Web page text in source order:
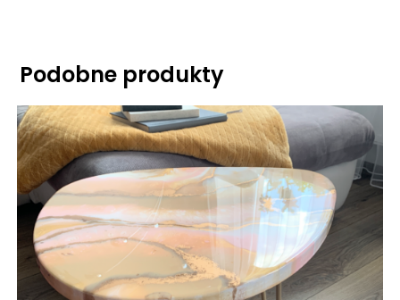
Podobne produkty